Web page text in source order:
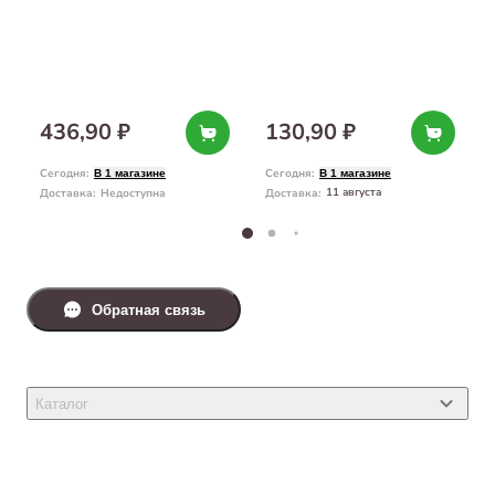
436,90 ₽
Сегодня: В 1 магазине
Доставка: Недоступна
130,90 ₽
Сегодня: В 1 магазине
Доставка: 11 августа
Каталог
Обратная связь